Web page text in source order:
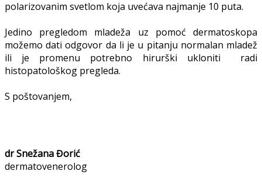
polarizovanim svetlom koja uvećava najmanje 10 puta.
Jedino pregledom mladeža uz pomoć dermatoskopa
možemo dati odgovor da li je u pitanju normalan mladež
ili je promenu potrebno hirurški ukloniti radi
histopatološkog pregleda.
S poštovanjem,
dr Snežana Đorić
dermatovenerolog